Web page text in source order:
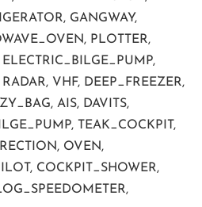
GANGWAY,
PLOTTER,
VHF, DEEP_FREEZER,
AIS, DAVITS,
TEAK_COCKPIT,
OVEN,
COCKPIT_SHOWER,